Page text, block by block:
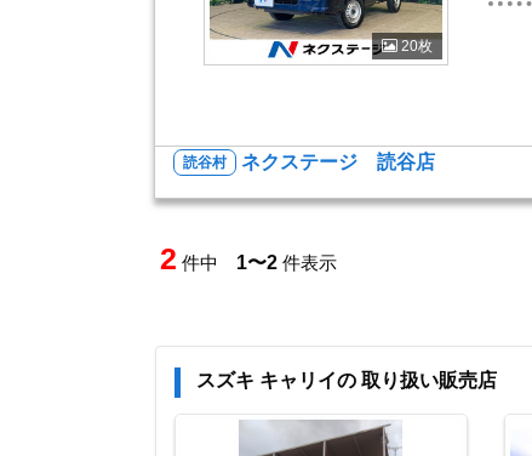
20枚
読谷村 ネクステージ 読谷店
2 件中 1〜2 件表示
スズキ キャリイの 取り扱い販売店